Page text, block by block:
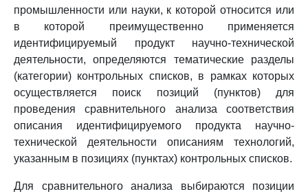
промышленности или науки, к которой относится или
в которой преимущественно применяется
идентифицируемый продукт научно-технической
деятельности, определяются тематические разделы
(категории) контрольных списков, в рамках которых
осуществляется поиск позиций (пунктов) для
проведения сравнительного анализа соответствия
описания идентифицируемого продукта научно-
технической деятельности описаниям технологий,
указанным в позициях (пунктах) контрольных списков.
Для сравнительного анализа выбираются позиции